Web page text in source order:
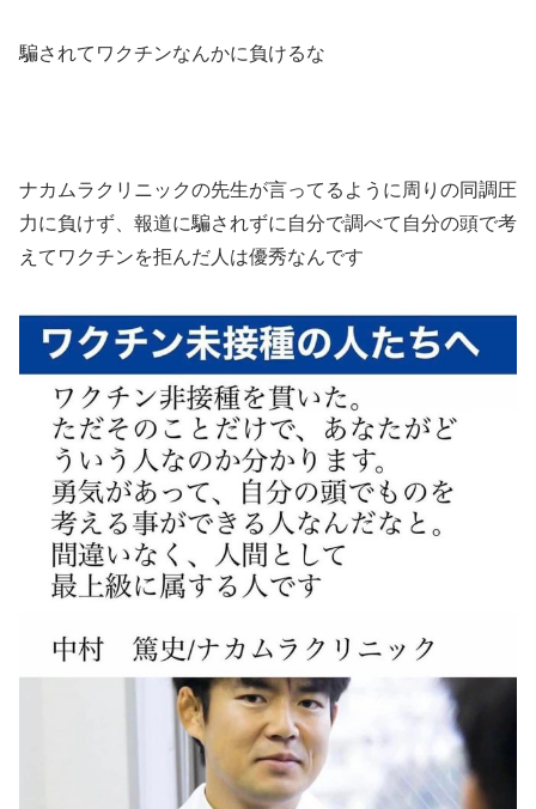
騙されてワクチンなんかに負けるな
ナカムラクリニックの先生が言ってるように周りの同調圧
力に負けず、報道に騙されずに自分で調べて自分の頭で考
えてワクチンを拒んだ人は優秀なんです